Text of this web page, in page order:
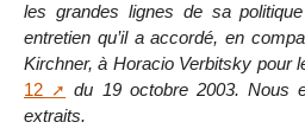
les grandes lignes de sa
entretien qu’il a accordé, en
Kirchner, à Horacio Verbitsky pour
12
du 19 octobre 2003. Nous
extraits.